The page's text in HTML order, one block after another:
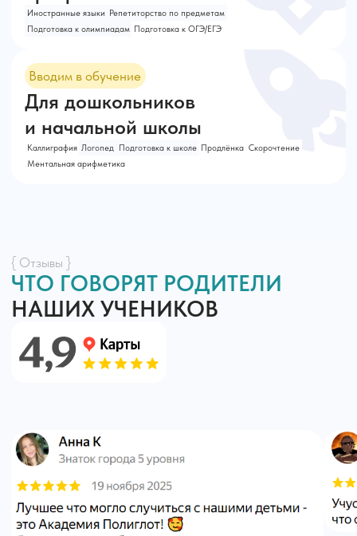
Как записаться в городской
лагерь?
В вашей школе есть
пробный период?
Список документов для
поступления в частную
Когда и где дети проходят
Есть ли каникулы в частной
школе “Полиглот
Академия”?